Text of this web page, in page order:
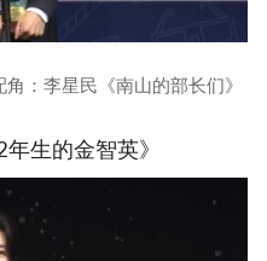
：李星民《南山的部长们》
生的金智英》